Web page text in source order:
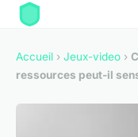
Accueil › Jeux-video ›
ressources peut-il